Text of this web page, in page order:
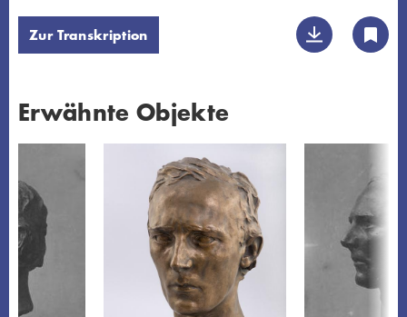
Zur Transkription
Erwähnte Objekte